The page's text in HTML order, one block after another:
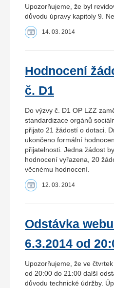
Upozorňujeme, že byl
důvodu úpravy kapitoly 9.
14. 03. 2014
Hodnocení
č. D1
Do výzvy č. D1 OP LZZ
standardizace orgánů
přijato 21 žádostí o dotaci.
ukončeno formální
přijatelnosti. Jedna žádost
hodnocení vyřazena, 20
věcnému hodnocení.
12. 03. 2014
Odstávka
6.3.2014 od
Upozorňujeme, že ve
od 20:00 do 21:00 další
důvodu technické údržby.